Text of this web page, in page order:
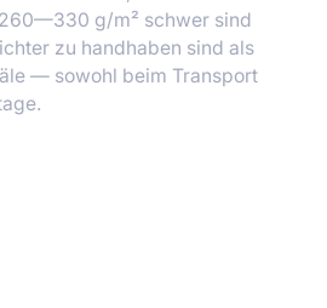
g/m² schwer sind
zu handhaben sind als
— sowohl beim Transport